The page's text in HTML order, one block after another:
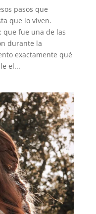
pasos que
que lo viven.
que fue una de las
durante la
exactamente qué
el...